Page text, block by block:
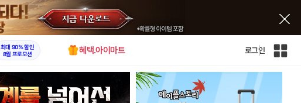
최대 90% 할인
8월 프로모션
혜택.아이마트 로그인
인